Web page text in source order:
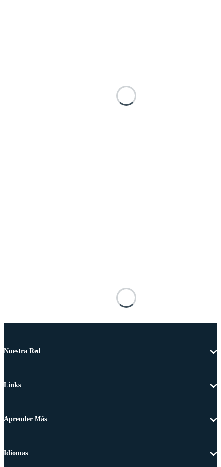
Nuestra Red
Links
Aprender Más
Idiomas